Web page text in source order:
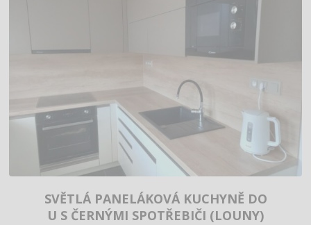
SVĚTLÁ PANELÁKOVÁ KUCHYNĚ DO
U S ČERNÝMI SPOTŘEBIČI (LOUNY)